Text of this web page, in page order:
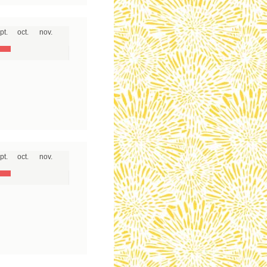
oct. nov.
oct. nov.